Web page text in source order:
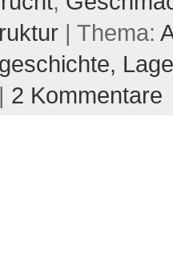
| Thema:
| 2 Kommentare